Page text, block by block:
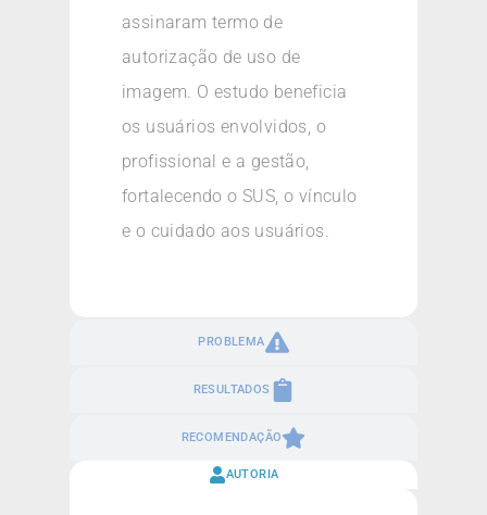
PROBLEMA
RESULTADOS
RECOMENDAÇÃO
assinaram termo de
autorização de uso de
imagem. O estudo beneficia
os usuários envolvidos, o
profissional e a gestão,
fortalecendo o SUS, o vínculo
e o cuidado aos usuários.
AUTORIA